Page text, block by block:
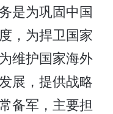
是为巩固中国
，为捍卫国家
维护国家海外
展，提供战略
备军，主要担